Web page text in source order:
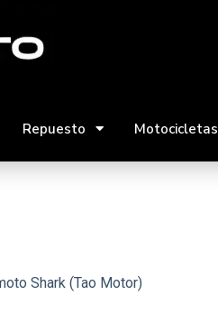
Repuesto Motocicletas
Shark (Tao Motor)